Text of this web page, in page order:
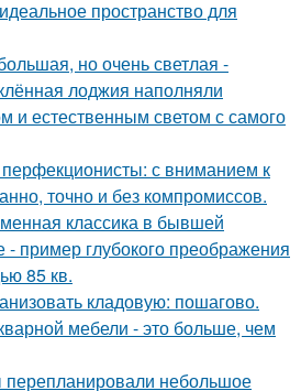
пространство для
но очень светлая -
лоджия наполняли
и естественным светом с самого
перфекционисты: с вниманием к
точно и без компромиссов.
классика в бывшей
- пример глубокого преображения
85 кв.
кладовую: пошагово.
мебели - это больше, чем
перепланировали небольшое